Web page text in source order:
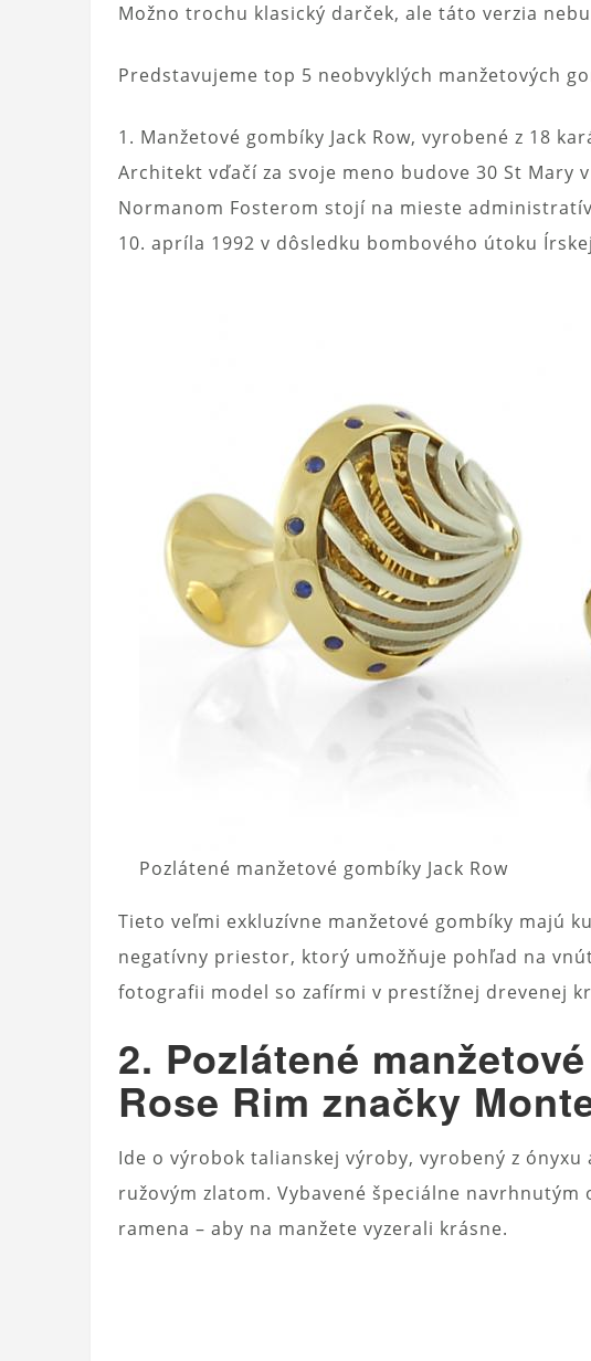
Možno trochu klasický darček, ale táto verzia
Predstavujeme top 5 neobvyklých manžetových
1. Manžetové gombíky Jack Row, vyrobené z 18
Architekt vďačí za svoje meno budove 30 St Mary
Normanom Fosterom stojí na mieste
10. apríla 1992 v dôsledku bombového útoku
Pozlátené manžetové gombíky Jack Row
Tieto veľmi exkluzívne manžetové gombíky majú
negatívny priestor, ktorý umožňuje pohľad na
fotografii model so zafírmi v prestížnej drevenej
2. Pozlátené
Rose Rim značky
Ide o výrobok talianskej výroby, vyrobený z
ružovým zlatom. Vybavené špeciálne
ramena – aby na manžete vyzerali krásne.